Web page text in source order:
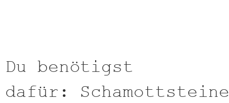
Du benötigst
dafür: